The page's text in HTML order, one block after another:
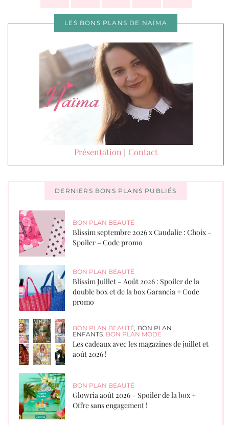
LES BONS PLANS DE NAÏMA
Présentation | Contact
DERNIERS BONS PLANS PUBLIÉS
BON PLAN BEAUTÉ
Blissim septembre 2026 x Caudalie : Choix –
Spoiler – Code promo
BON PLAN BEAUTÉ
Blissim Juillet – Août 2026 : Spoiler de la
double box et de la box Garancia + Code
promo
BON PLAN BEAUTÉ BON PLAN
ENFANTS BON PLAN MODE
Les cadeaux avec les magazines de juillet et
août 2026 !
BON PLAN BEAUTÉ
Glowria août 2026 – Spoiler de la box +
Offre sans engagement !